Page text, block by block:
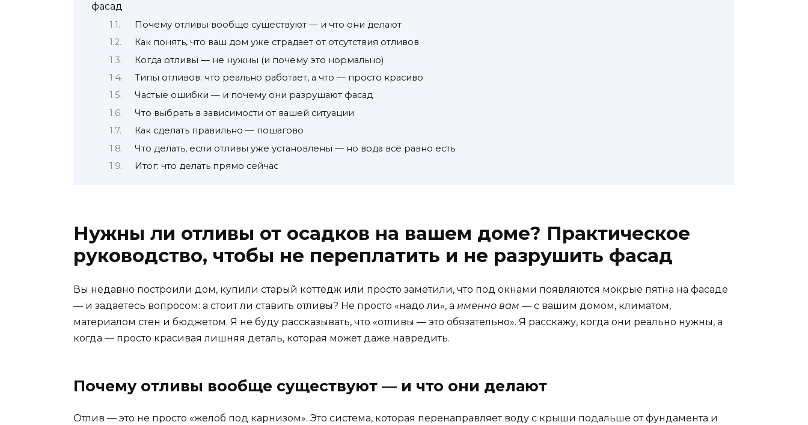
фасад
Почему отливы вообще существуют — и что они делают
Как понять, что ваш дом уже страдает от отсутствия отливов
Когда отливы — не нужны (и почему это нормально)
Типы отливов: что реально работает, а что — просто красиво
Частые ошибки — и почему они разрушают фасад
Что выбрать в зависимости от вашей ситуации
Как сделать правильно — пошагово
Что делать, если отливы уже установлены — но вода всё равно есть
Итог: что делать прямо сейчас
Нужны ли отливы от осадков на вашем доме? Практическое
руководство, чтобы не переплатить и не разрушить фасад
Вы недавно построили дом, купили старый коттедж или просто заметили, что под окнами появляются мокрые пятна на фасаде
— и задаётесь вопросом: а стоит ли ставить отливы? Не просто «надо ли», а именно вам — с вашим домом, климатом,
материалом стен и бюджетом. Я не буду рассказывать, что «отливы — это обязательно». Я расскажу, когда они реально нужны, а
когда — просто красивая лишняя деталь, которая может даже навредить.
Почему отливы вообще существуют — и что они делают
Отлив — это не просто «желоб под карнизом». Это система, которая перенаправляет воду с крыши подальше от фундамента и